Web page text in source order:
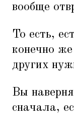
вообще
То есть,
конечно
других
Вы
сначала,